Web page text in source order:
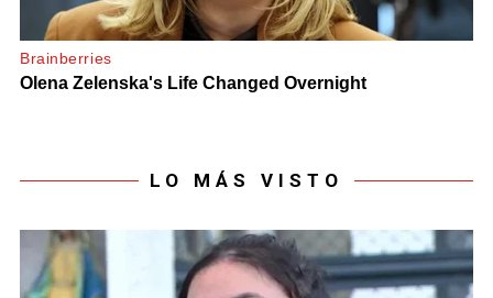
LO MÁS VISTO